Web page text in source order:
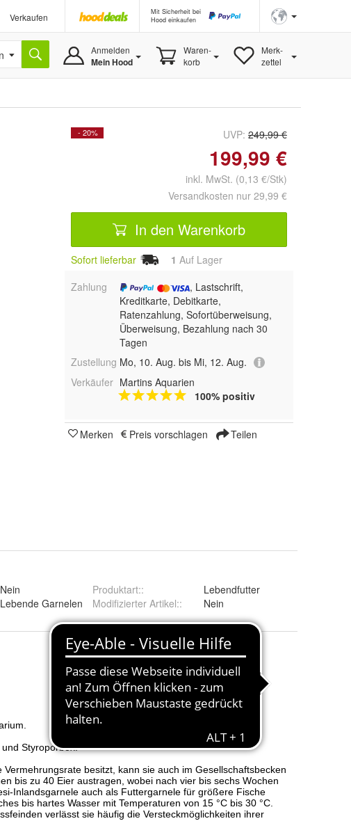
Verkaufen
Mit Sicherheit bei
Hood einkaufen
Anmelden
Mein Hood
Waren-
korb
Merk-
zettel
- 20% UVP: 249,99 €
199,99 €
inkl. MwSt. (0,13 €/Stk)
Versandkosten nur 29,99 €
In den Warenkorb
Sofort lieferbar 1 Auf Lager
Zahlung
, Lastschrift,
Kreditkarte, Debitkarte,
Ratenzahlung, Sofortüberweisung,
Überweisung, Bezahlung nach 30
Tagen
Zustellung Mo, 10. Aug. bis Mi, 12. Aug.
Verkäufer Martins Aquarien
100% positiv
Merken Preis vorschlagen Teilen
Nein
Lebende Garnelen
Produktart::
Lebendfutter
Modifizierter Artikel:: Nein